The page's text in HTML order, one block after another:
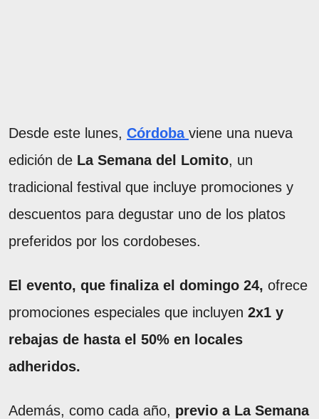
Desde este lunes, Córdoba viene una nueva
edición de La Semana del Lomito, un
tradicional festival que incluye promociones y
descuentos para degustar uno de los platos
preferidos por los cordobeses.
El evento, que finaliza el domingo 24, ofrece
promociones especiales que incluyen 2x1 y
rebajas de hasta el 50% en locales
adheridos.
Además, como cada año, previo a La Semana